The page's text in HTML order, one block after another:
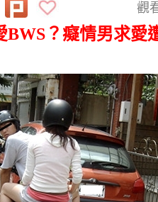
觀
BWS？癡情男求愛